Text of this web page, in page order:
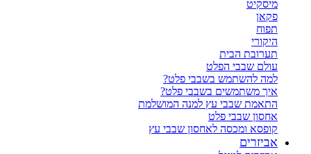
מיסקיט
פקאן
תפוח
היקורי
תערובת הבית
עולם שבבי הפלט
למה להשתמש בשבבי פלט?
איך משתמשים בשבבי פלט?
התאמת שבבי עץ למנה המושלמת
אחסון שבבי פלט
קופסא ומכסה לאחסון שבבי עץ
אביזרים